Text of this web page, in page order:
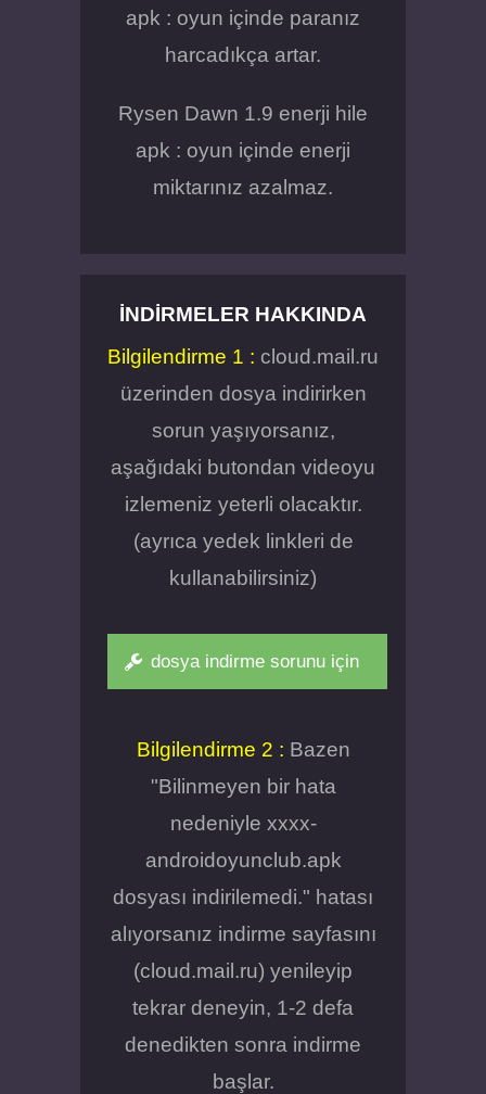
apk : oyun içinde paranız
harcadıkça artar.
Rysen Dawn 1.9 enerji hile
apk : oyun içinde enerji
miktarınız azalmaz.
İNDIRMELER HAKKINDA
Bilgilendirme 1 : cloud.mail.ru
üzerinden dosya indirirken
sorun yaşıyorsanız,
aşağıdaki butondan videoyu
izlemeniz yeterli olacaktır.
(ayrıca yedek linkleri de
kullanabilirsiniz)
dosya indirme sorunu için
Bilgilendirme 2 : Bazen
"Bilinmeyen bir hata
nedeniyle xxxx-
androidoyunclub.apk
dosyası indirilemedi." hatası
alıyorsanız indirme sayfasını
(cloud.mail.ru) yenileyip
tekrar deneyin, 1-2 defa
denedikten sonra indirme
başlar.